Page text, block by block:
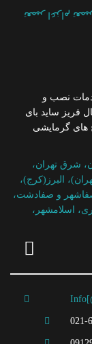
خدمات نصب و
فریز ساید بای
های گرمایشی
شرق تهران،
البرز(کرج)،
و صفادشت،
اسلامشهر،
021-